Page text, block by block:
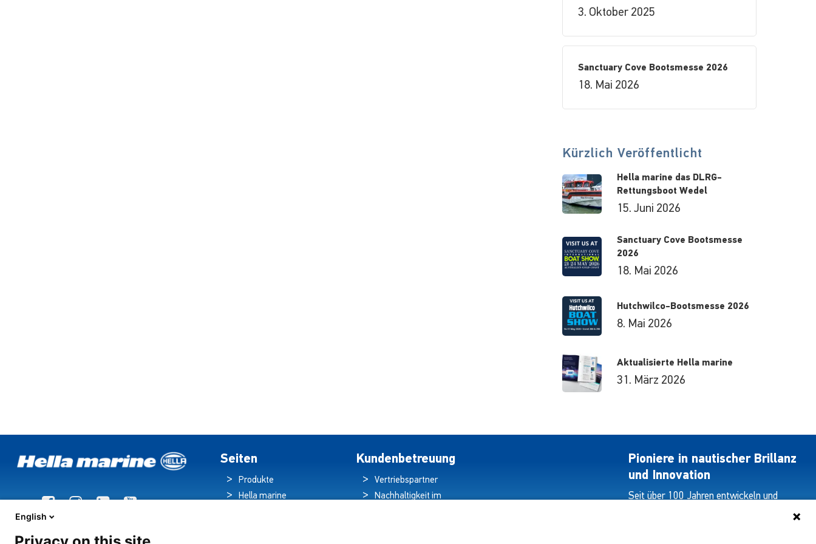
3. Oktober 2025
Sanctuary Cove Bootsmesse 2026
18. Mai 2026
Kürzlich Veröffentlicht
Hella marine das DLRG-
Rettungsboot Wedel
15. Juni 2026
Sanctuary Cove Bootsmesse
2026
18. Mai 2026
Hutchwilco-Bootsmesse 2026
8. Mai 2026
Aktualisierte Hella marine
31. März 2026
Seiten
Produkte
Hella marine
Kundenbetreuung
Vertriebspartner
Nachhaltigkeit im
Pioniere in nautischer Brillanz
und Innovation
Seit über 100 Jahren entwickeln und
English